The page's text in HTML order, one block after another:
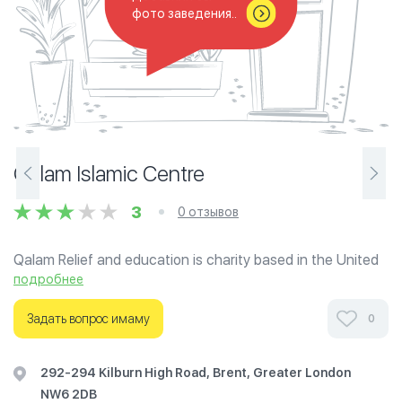
фото заведения..
Qalam Islamic Centre
3 0 отзывов
Qalam Relief and education is charity based in the United
Kingdom. They focus on mainly education in UK, providing
after school Quran classes/programs and they also
provide tutoring for schoolwork. Their aim is to base the
message of Al-Islam to the young generation.
подробнее
Задать вопрос имаму 0
292-294 Kilburn High Road, Brent, Greater London
NW6 2DB